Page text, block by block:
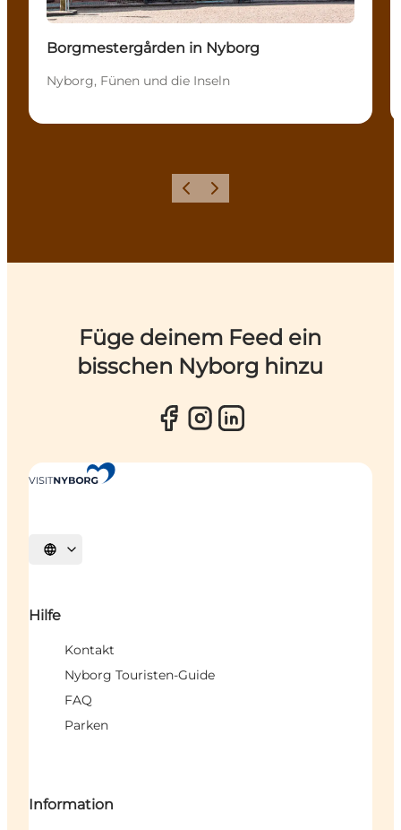
Borgmestergården in Nyborg
Nyborg, Fünen und die Inseln
ZurückWeiter
Füge deinem Feed ein
bisschen Nyborg hinzu
Sprache auswählen
Hilfe
Kontakt
Nyborg Touristen-Guide
FAQ
Parken
Information